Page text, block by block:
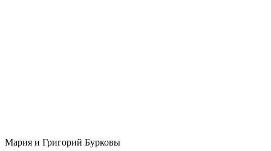
Мария и Григорий Бурковы